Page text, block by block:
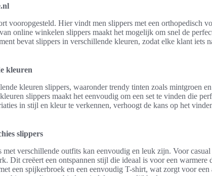
vooropgesteld. Hier vindt men slippers met een orthopedisch
online winkelen slippers maakt het mogelijk om snel de
bevat slippers in verschillende kleuren, zodat elke klant iets
kleuren
kleuren slippers, waaronder trendy tinten zoals mintgroen
slippers maakt het eenvoudig om een set te vinden die
in stijl en kleur te verkennen, verhoogt de kans op het
slippers
verschillende outfits kan eenvoudig en leuk zijn. Voor
Dit creëert een ontspannen stijl die ideaal is voor een warmere
een spijkerbroek en een eenvoudig T-shirt, wat zorgt voor een